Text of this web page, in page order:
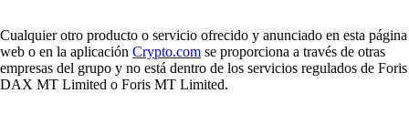
Cualquier otro producto o servicio ofrecido y anunciado en esta página
web o en la aplicación Crypto.com se proporciona a través de otras
empresas del grupo y no está dentro de los servicios regulados de Foris
DAX MT Limited o Foris MT Limited.